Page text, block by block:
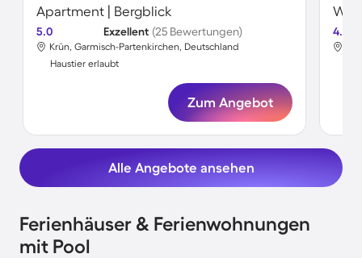
Apartment | Bergblick
5.0 Exzellent (25 Bewertungen)
Krün, Garmisch-Partenkirchen, Deutschland
Haustier erlaubt
Zum Angebot
4.8
Alle Angebote ansehen
Ferienhäuser & Ferienwohnungen
mit Pool